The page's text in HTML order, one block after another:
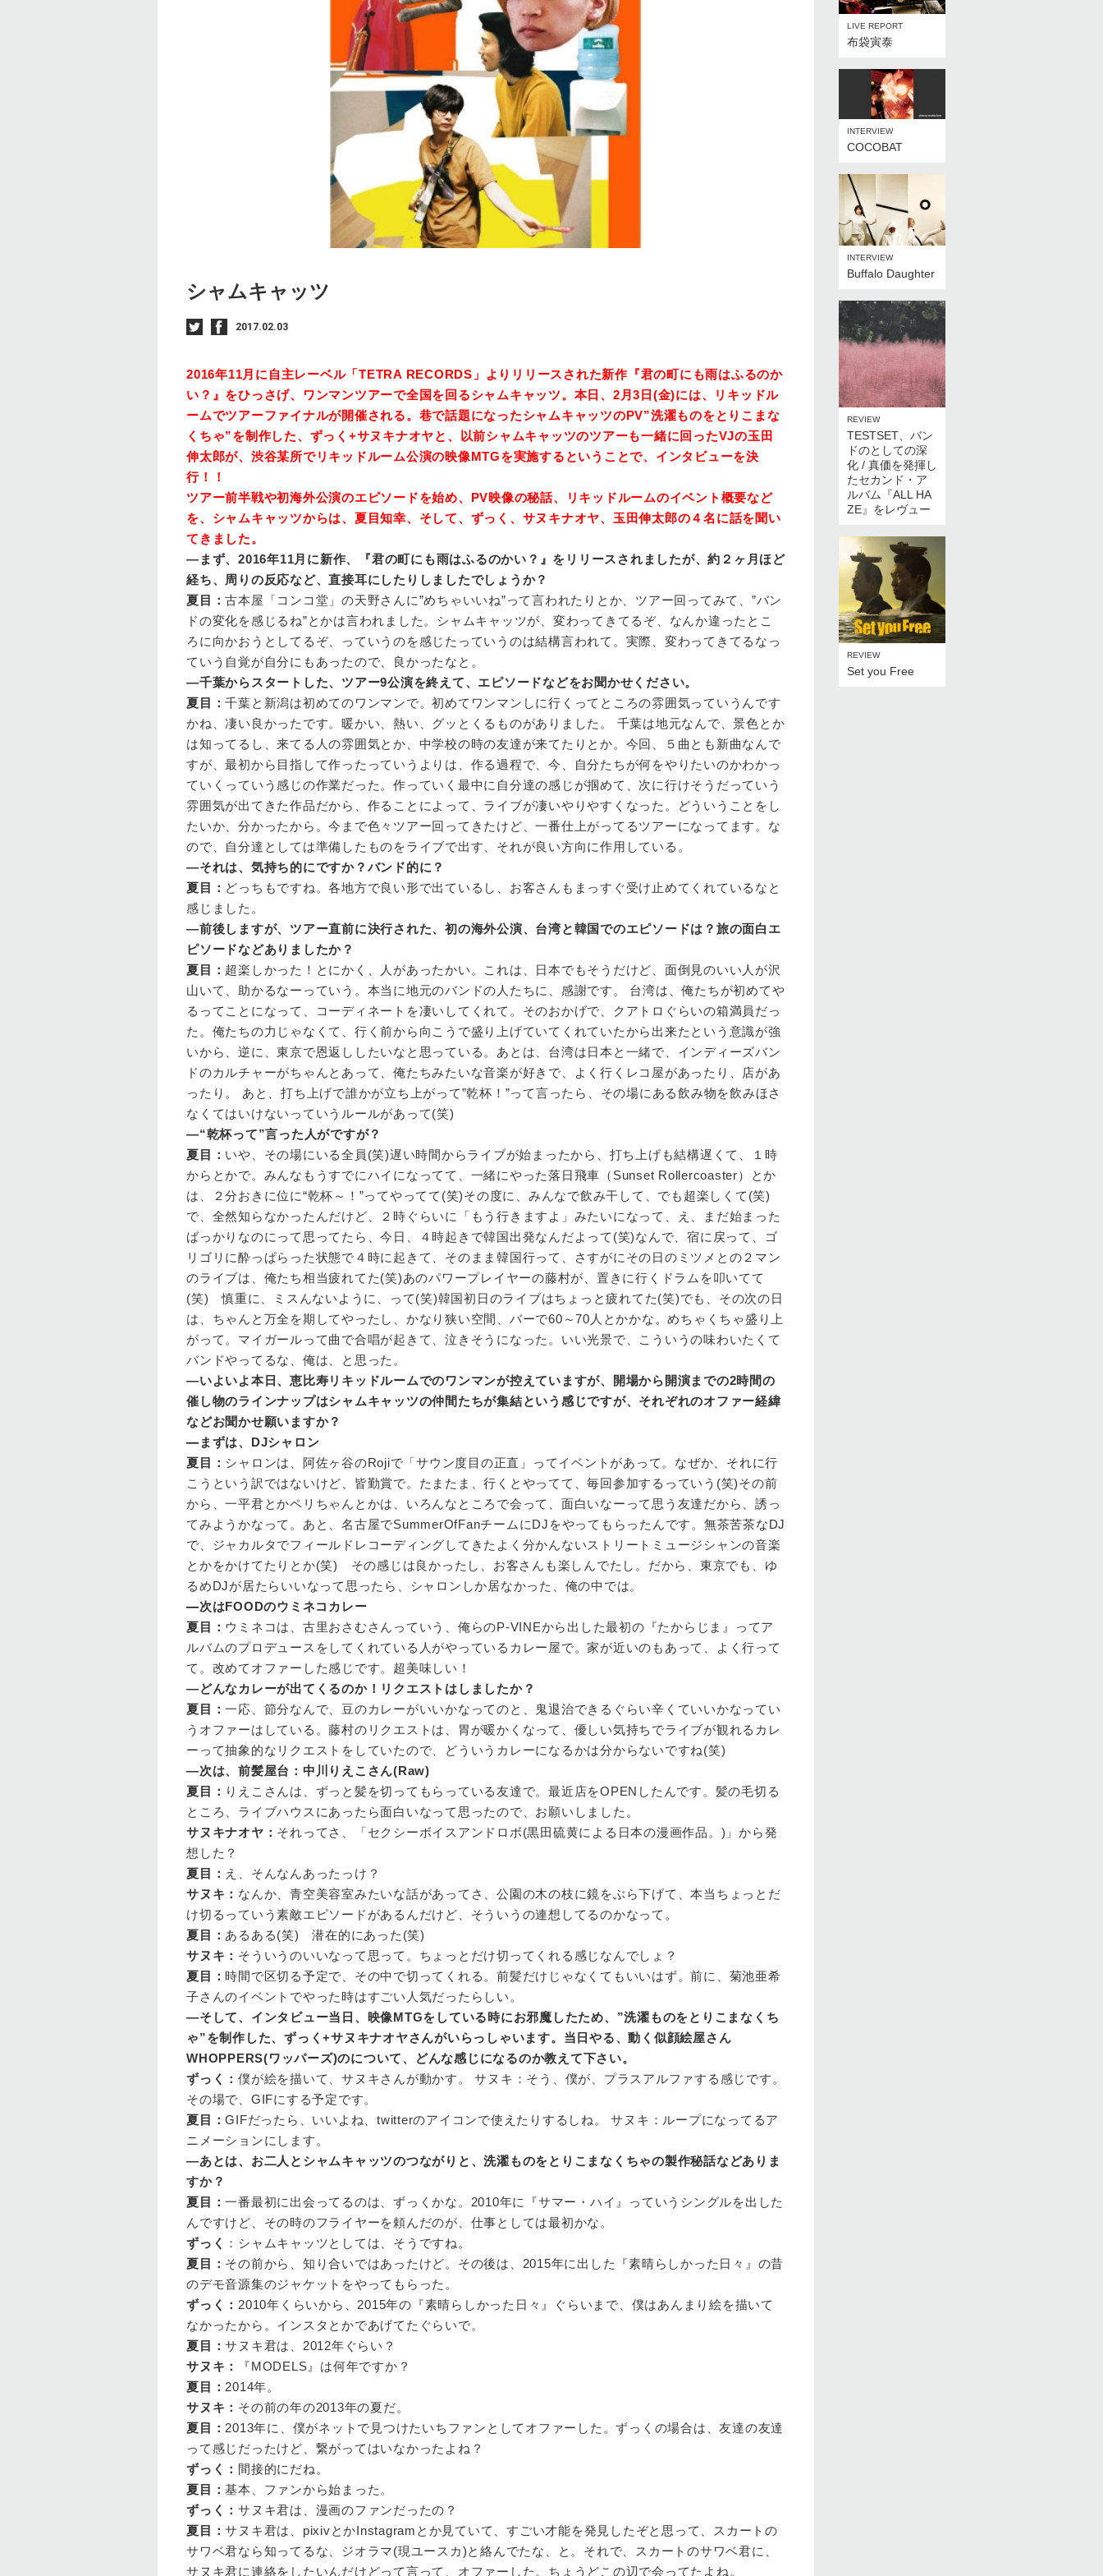
シャムキャッツ
2017.02.03
2016年11月に自主レーベル「TETRA RECORDS」よりリリースされた新作『君の町にも雨はふるのか
い？』をひっさげ、ワンマンツアーで全国を回るシャムキャッツ。本日、2月3日(金)には、リキッドル
ームでツアーファイナルが開催される。巷で話題になったシャムキャッツのPV”洗濯ものをとりこまな
くちゃ”を制作した、ずっく+サヌキナオヤと、以前シャムキャッツのツアーも一緒に回ったVJの玉田
伸太郎が、渋谷某所でリキッドルーム公演の映像MTGを実施するということで、インタビューを決
行！！
ツアー前半戦や初海外公演のエピソードを始め、PV映像の秘話、リキッドルームのイベント概要など
を、シャムキャッツからは、夏目知幸、そして、ずっく、サヌキナオヤ、玉田伸太郎の４名に話を聞い
てきました。
—まず、2016年11月に新作、『君の町にも雨はふるのかい？』をリリースされましたが、約２ヶ月ほど
経ち、周りの反応など、直接耳にしたりしましたでしょうか？
夏目
：古本屋「コンコ堂」の天野さんに”めちゃいいね”って言われたりとか、ツアー回ってみて、”バン
ドの変化を感じるね”とかは言われました。シャムキャッツが、変わってきてるぞ、なんか違ったとこ
ろに向かおうとしてるぞ、っていうのを感じたっていうのは結構言われて。実際、変わってきてるなっ
ていう自覚が自分にもあったので、良かったなと。
—千葉からスタートした、ツアー9公演を終えて、エピソードなどをお聞かせください。
夏目
：千葉と新潟は初めてのワンマンで。初めてワンマンしに行くってところの雰囲気っていうんです
かね、凄い良かったです。暖かい、熱い、グッとくるものがありました。 千葉は地元なんで、景色とか
は知ってるし、来てる人の雰囲気とか、中学校の時の友達が来てたりとか。今回、５曲とも新曲なんで
すが、最初から目指して作ったっていうよりは、作る過程で、今、自分たちが何をやりたいのかわかっ
ていくっていう感じの作業だった。作っていく最中に自分達の感じが掴めて、次に行けそうだっていう
雰囲気が出てきた作品だから、作ることによって、ライブが凄いやりやすくなった。どういうことをし
たいか、分かったから。今まで色々ツアー回ってきたけど、一番仕上がってるツアーになってます。な
ので、自分達としては準備したものをライブで出す、それが良い方向に作用している。
—それは、気持ち的にですか？バンド的に？
夏目
： どっちもですね。各地方で良い形で出ているし、お客さんもまっすぐ受け止めてくれているなと
感じました。
—前後しますが、ツアー直前に決行された、初の海外公演、台湾と韓国でのエピソードは？旅の面白エ
ピソードなどありましたか？
夏目
： 超楽しかった！とにかく、人があったかい。これは、日本でもそうだけど、面倒見のいい人が沢
山いて、助かるなーっていう。本当に地元のバンドの人たちに、感謝です。 台湾は、俺たちが初めてや
るってことになって、コーディネートを凄いしてくれて。そのおかげで、クアトロぐらいの箱満員だっ
た。俺たちの力じゃなくて、行く前から向こうで盛り上げていてくれていたから出来たという意識が強
いから、逆に、東京で恩返ししたいなと思っている。あとは、台湾は日本と一緒で、インディーズバン
ドのカルチャーがちゃんとあって、俺たちみたいな音楽が好きで、よく行くレコ屋があったり、店があ
ったり。 あと、打ち上げで誰かが立ち上がって”乾杯！”って言ったら、その場にある飲み物を飲みほさ
なくてはいけないっていうルールがあって(笑)
—“乾杯って”言った人がですが？
夏目
： いや、その場にいる全員(笑)遅い時間からライブが始まったから、打ち上げも結構遅くて、１時
からとかで。みんなもうすでにハイになってて、一緒にやった落日飛車（Sunset Rollercoaster）とか
は、２分おきに位に“乾杯～！”ってやってて(笑)その度に、みんなで飲み干して、でも超楽しくて(笑)
で、全然知らなかったんだけど、２時ぐらいに「もう行きますよ」みたいになって、え、まだ始まった
ばっかりなのにって思ってたら、今日、４時起きで韓国出発なんだよって(笑)なんで、宿に戻って、ゴ
リゴリに酔っぱらった状態で４時に起きて、そのまま韓国行って、さすがにその日のミツメとの２マン
のライブは、俺たち相当疲れてた(笑)あのパワープレイヤーの藤村が、置きに行くドラムを叩いてて
(笑) 慎重に、ミスんないように、って(笑)韓国初日のライブはちょっと疲れてた(笑)でも、その次の日
は、ちゃんと万全を期してやったし、かなり狭い空間、バーで60～70人とかかな。めちゃくちゃ盛り上
がって。マイガールって曲で合唱が起きて、泣きそうになった。いい光景で、こういうの味わいたくて
バンドやってるな、俺は、と思った。
—いよいよ本日、恵比寿リキッドルームでのワンマンが控えていますが、開場から開演までの2時間の
催し物のラインナップはシャムキャッツの仲間たちが集結という感じですが、それぞれのオファー経緯
などお聞かせ願いますか？
— まずは、DJシャロン
夏目
： シャロンは、阿佐ヶ谷のRojiで「サウン度目の正直」ってイベントがあって。なぜか、それに行
こうという訳ではないけど、皆勤賞で。たまたま、行くとやってて、毎回参加するっていう(笑)その前
から、一平君とかペリちゃんとかは、いろんなところで会って、面白いなーって思う友達だから、誘っ
てみようかなって。あと、名古屋でSummerOfFanチームにDJをやってもらったんです。無茶苦茶なDJ
で、ジャカルタでフィールドレコーディングしてきたよく分かんないストリートミュージシャンの音楽
とかをかけてたりとか(笑) その感じは良かったし、お客さんも楽しんでたし。だから、東京でも、ゆ
るめDJが居たらいいなって思ったら、シャロンしか居なかった、俺の中では。
—次はFOODのウミネコカレー
夏目
： ウミネコは、古里おさむさんっていう、俺らのP-VINEから出した最初の『たからじま』ってア
ルバムのプロデュースをしてくれている人がやっているカレー屋で。家が近いのもあって、よく行って
て。改めてオファーした感じです。超美味しい！
—どんなカレーが出てくるのか！リクエストはしましたか？
夏目
：一応、節分なんで、豆のカレーがいいかなってのと、鬼退治できるぐらい辛くていいかなってい
うオファーはしている。藤村のリクエストは、胃が暖かくなって、優しい気持ちでライブが観れるカレ
ーって抽象的なリクエストをしていたので、どういうカレーになるかは分からないですね(笑)
—次は、前髪屋台：中川りえこさん(Raw)
夏目
： りえこさんは、ずっと髪を切ってもらっている友達で。最近店をOPENしたんです。髪の毛切る
ところ、ライブハウスにあったら面白いなって思ったので、お願いしました。
サヌキナオヤ ： それってさ、「セクシーボイスアンドロボ(黒田硫黄による日本の漫画作品。)」から発
想した？
夏目
： え、そんなんあったっけ？
サヌキ ： なんか、青空美容室みたいな話があってさ、公園の木の枝に鏡をぶら下げて、本当ちょっとだ
け切るっていう素敵エピソードがあるんだけど、そういうの連想してるのかなって。
夏目
： あるある(笑) 潜在的にあった(笑)
サ ヌキ ： そういうのいいなって思って。ちょっとだけ切ってくれる感じなんでしょ？
夏目
：時間で区切る予定で、その中で切ってくれる。前髪だけじゃなくてもいいはず。前に、菊池亜希
子さんのイベントでやった時はすごい人気だったらしい。
—そして、インタビュー当日、映像MTGをしている時にお邪魔したため、”洗濯ものをとりこまなくち
ゃ”を制作した、ずっく+サヌキナオヤさんがいらっしゃいます。当日やる、動く似顔絵屋さん
WHOPPERS(ワッパーズ)のについて、どんな感じになるのか教えて下さい。
ずっく ： 僕が絵を描いて、サヌキさんが動かす。 サヌキ：そう、僕が、プラスアルファする感じです。
その場で、GIFにする予定です。
夏 目 ：GIFだったら、いいよね、twitterのアイコンで使えたりするしね。 サヌキ：ループになってるア
ニメーションにします。
—あとは、お二人とシャムキャッツのつながりと、洗濯ものをとりこまなくちゃの製作秘話などありま
すか？
夏目
：一番最初に出会ってるのは、ずっくかな。2010年に『サマー・ハイ』っていうシングルを出した
んですけど、その時のフライヤーを頼んだのが、仕事としては最初かな。
ずっく ：シャムキャッツとしては、そうですね。
夏目
： その前から、知り合いではあったけど。その後は、2015年に出した『素晴らしかった日々』の昔
のデモ音源集のジャケットをやってもらった。
ずっく ： 2010年くらいから、2015年の『素晴らしかった日々』ぐらいまで、僕はあんまり絵を描いて
なかったから。インスタとかであげてたぐらいで。
夏目
：サヌキ君は、2012年ぐらい？
サヌキ ：
『MODELS』は何年ですか？
夏目
： 2014年。
サヌキ ： その前の年の2013年の夏だ。
夏目
： 2013年に、僕がネットで見つけたいちファンとしてオファーした。ずっくの場合は、友達の友達
って感じだったけど、繋がってはいなかったよね？
ずっく： 間接的にだね。
夏目
：基本、ファンから始まった。
ずっく： サヌキ君は、漫画のファンだったの？
夏目
：サヌキ君は、pixivとかInstagramとか見ていて、すごい才能を発見したぞと思って、スカートの
サワベ君なら知ってるな、ジオラマ(現ユースカ)と絡んでたな、と。それで、スカートのサワベ君に、
サヌキ君に連絡をしたいんだけどって言って、オファーした。ちょうどこの辺で会ってたよね。
LIVE REPORT
布袋寅泰
INTERVIEW
COCOBAT
INTERVIEW
Buffalo Daughter
REVIEW
TESTSET、バン
ドのとしての深
化 / 真価を発揮し
たセカンド・ア
ルバム『ALL HA
ZE』をレヴュー
REVIEW
Set you Free